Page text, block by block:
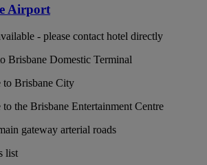
Airport
- please contact hotel directly
Brisbane Domestic Terminal
to Brisbane City
the Brisbane Entertainment Centre
gateway arterial roads
list